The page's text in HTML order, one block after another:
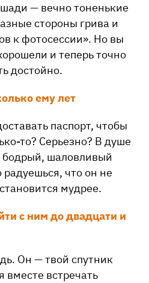
— вечно тоненькие
стороны грива и
к фотосессии». Но вы
и теперь точно
достойно.
ему лет
паспорт, чтобы
то? Серьезно? В душе
шаловливый
что он не
мудрее.
с ним до двадцати и
Он — твой спутник
встречать